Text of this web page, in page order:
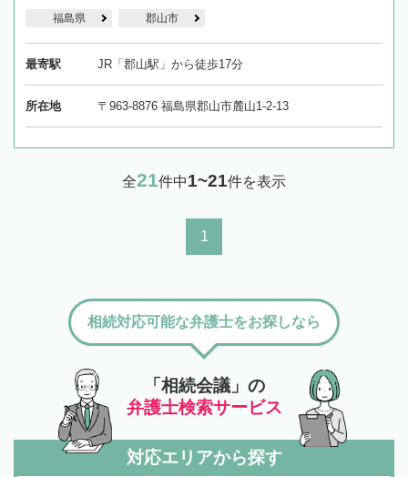
福島県 郡山市
最寄駅 JR「郡山駅」から徒歩17分
所在地 〒963-8876 福島県郡山市麓山1-2-13
全21件中1~21件を表示
1
「相続会議」の
弁護士検索サービス
相続対応可能な弁護士をお探しなら
対応エリアから探す